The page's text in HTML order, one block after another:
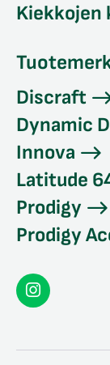
Discraft
Dynamic
Innova
Latitude
Prodigy
Prodigy
Seconddisc